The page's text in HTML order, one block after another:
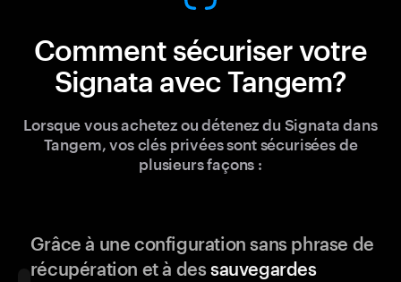
Comment sécuriser votre
Signata avec Tangem?
Lorsque vous achetez ou détenez du Signata dans
Tangem, vos clés privées sont sécurisées de
plusieurs façons :
Grâce à une configuration sans phrase de
récupération et à dessauvegardes